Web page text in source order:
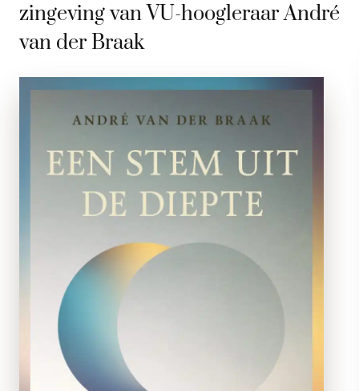
zingeving van VU-hoogleraar André
van der Braak